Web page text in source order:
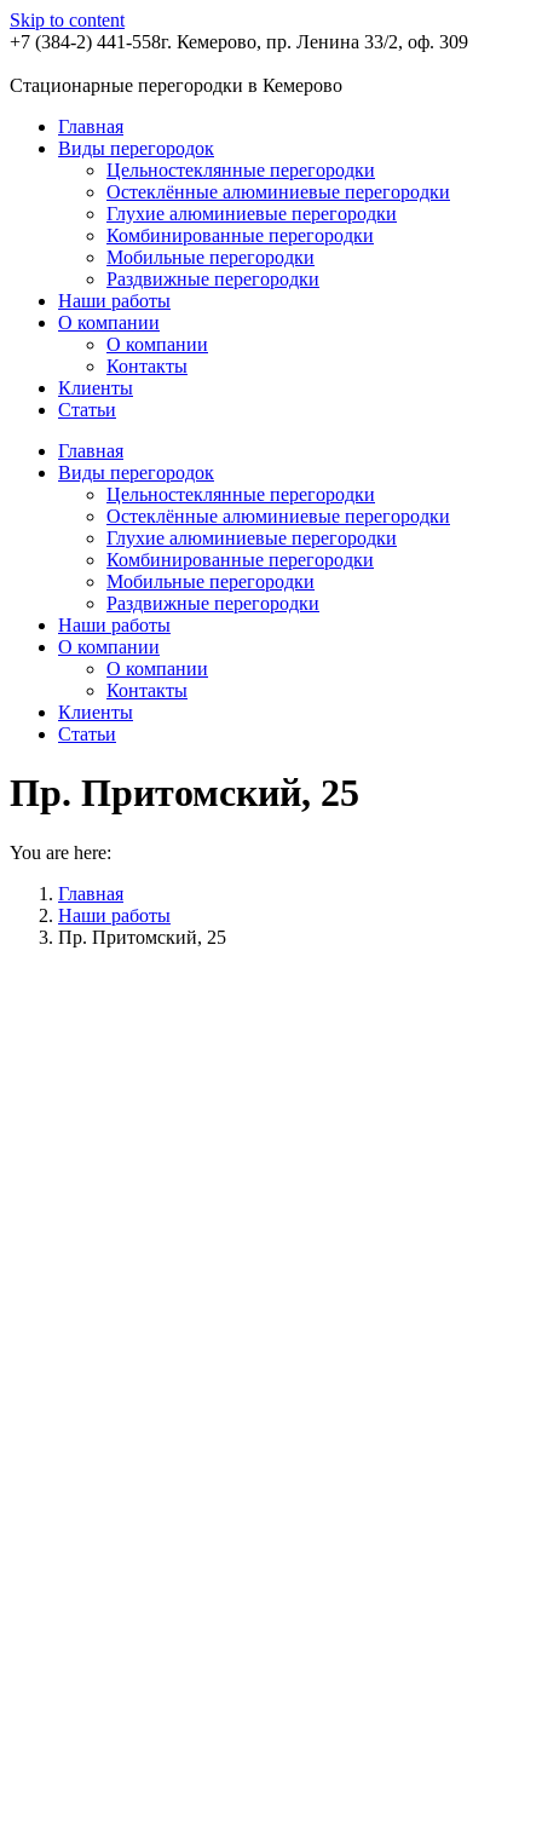
Skip to content
+7 (384-2) 441-558г. Кемерово, пр. Ленина 33/2, оф. 309
Стационарные перегородки в Кемерово
Главная
Виды перегородок
Цельностеклянные перегородки
Остеклённые алюминиевые перегородки
Глухие алюминиевые перегородки
Комбинированные перегородки
Мобильные перегородки
Раздвижные перегородки
Наши работы
О компании
О компании
Контакты
Клиенты
Статьи
Главная
Виды перегородок
Цельностеклянные перегородки
Остеклённые алюминиевые перегородки
Глухие алюминиевые перегородки
Комбинированные перегородки
Мобильные перегородки
Раздвижные перегородки
Наши работы
О компании
О компании
Контакты
Клиенты
Статьи
Пр. Притомский, 25
You are here:
Главная
Наши работы
Пр. Притомский, 25